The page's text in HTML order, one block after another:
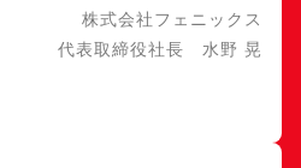
株式会社フェニックス
代表取締役社長 水野 晃